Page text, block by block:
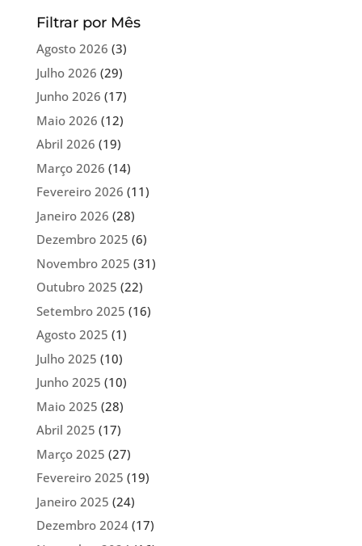
Filtrar por Mês
Agosto 2026 (3)
Julho 2026 (29)
Junho 2026 (17)
Maio 2026 (12)
Abril 2026 (19)
Março 2026 (14)
Fevereiro 2026 (11)
Janeiro 2026 (28)
Dezembro 2025 (6)
Novembro 2025 (31)
Outubro 2025 (22)
Setembro 2025 (16)
Agosto 2025 (1)
Julho 2025 (10)
Junho 2025 (10)
Maio 2025 (28)
Abril 2025 (17)
Março 2025 (27)
Fevereiro 2025 (19)
Janeiro 2025 (24)
Dezembro 2024(17)